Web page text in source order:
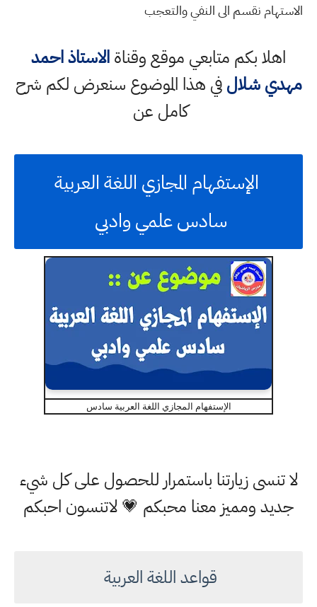
الاستهام نقسم الى النفي والتعجب
اهلا بكم متابعي موقع وقناةالاستاذ احمد
مهدي شلالفي هذا الموضوع سنعرض لكم شرح
كامل عن
الإستفهام المجازي اللغة العربية
سادس علمي وادبي
الإستفهام المجازي اللغة العربية سادس
لا تنسى زيارتنا باستمرار للحصول على كل شيء
جديد ومميز معنا محبكم 💗 لاتنسون احبكم
قواعد اللغة العربية